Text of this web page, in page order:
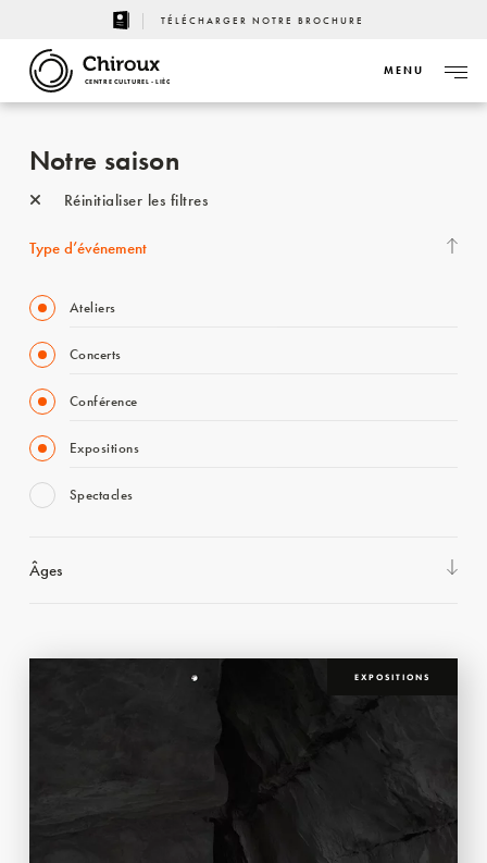
TÉLÉCHARGER NOTRE BROCHURE
CENTRE CULTUREL - LIÈGE
MENU
Notre saison
Réinitialiser les filtres
Type d’événement
Ateliers
Concerts
Conférence
Expositions
Spectacles
Âges
EXPOSITIONS